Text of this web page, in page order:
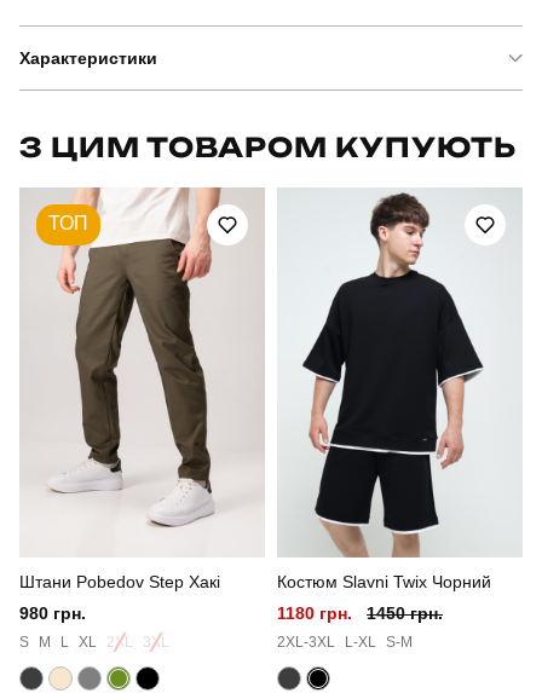
Характеристики
Артикул PNjo2894Mge
Призначення для повсякденного носіння
чоловічий
повсякденний
Матеріал
Склад тканини 100% поліестер
З ЦИМ ТОВАРОМ КУПУЮТЬ
ТОП
Штани Pobedov Step Хакі
980 грн.
S M L XL 2XL 3XL
Костюм Slavni Twix Чорний
1180 грн.
1450 грн.
2XL-3XL L-XL S-M